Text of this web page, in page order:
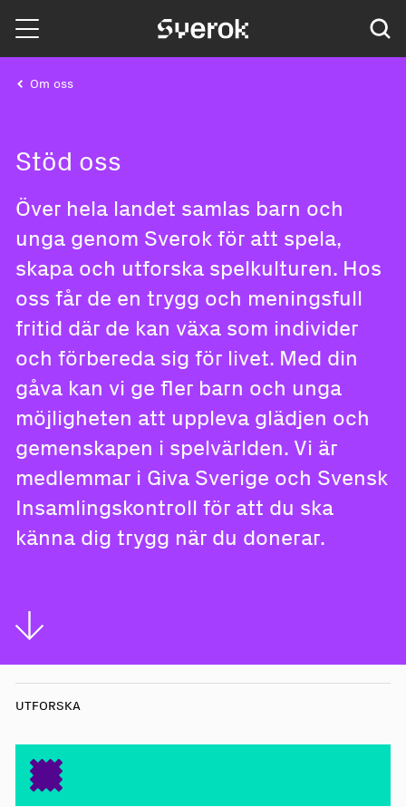
Sverok
Om oss
Stöd oss
Över hela landet samlas barn och
unga genom Sverok för att spela,
skapa och utforska spelkulturen. Hos
oss får de en trygg och meningsfull
fritid där de kan växa som individer
och förbereda sig för livet. Med din
gåva kan vi ge fler barn och unga
möjligheten att uppleva glädjen och
gemenskapen i spelvärlden. Vi är
medlemmar i Giva Sverige och Svensk
Insamlingskontroll för att du ska
känna dig trygg när du donerar.
UTFORSKA